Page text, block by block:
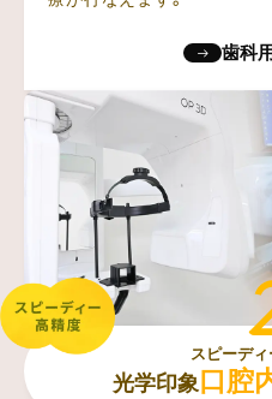
歯科
スピーデ
光学印象 口腔